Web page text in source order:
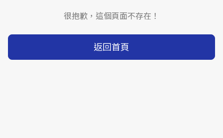
很抱歉，這個頁面不存在！
返回首頁